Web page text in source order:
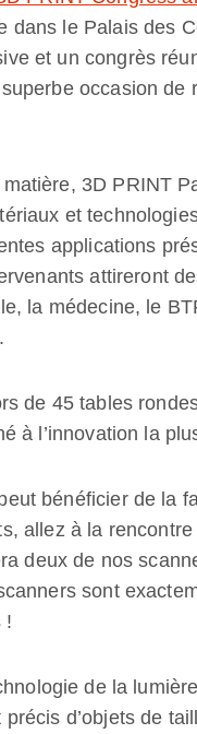
dans le Palais des
et un congrès
occasion de
3D PRINT
et
applications
attireront
la médecine, le
de 45 tables
à l’innovation la
bénéficier de la
allez à la rencontre
deux de nos
sont
!
de la
d’objets de